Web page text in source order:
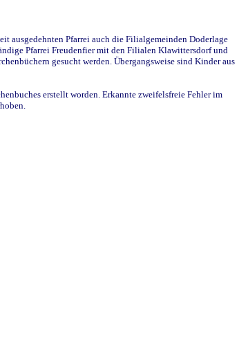
ausgedehnten Pfarrei auch die Filialgemeinden Doderlage
Pfarrei Freudenfier mit den Filialen Klawittersdorf und
gesucht werden. Übergangsweise sind Kinder aus
erstellt worden. Erkannte zweifelsfreie Fehler im